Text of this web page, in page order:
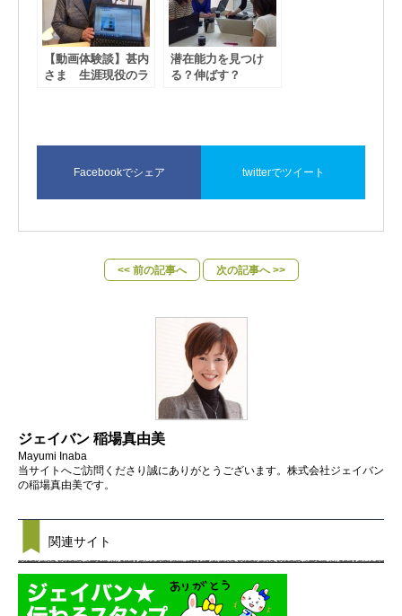
【動画体験談】甚内
さま 生涯現役のラ
潜在能力を見つけ
る？伸ばす？
Facebookでシェア twitterでツイート
<< 前の記事へ 次の記事へ >>
ジェイバン 稲場真由美
Mayumi Inaba
当サイトへご訪問くださり誠にありがとうございます。株式会社ジェイバン
の稲場真由美です。
関連サイト